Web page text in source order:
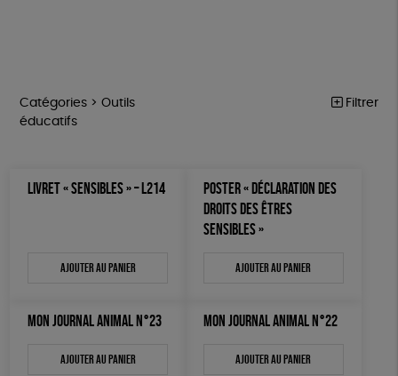
Catégories > Outils
éducatifs
Filtrer
CARTES
Par défaut
Prix : du - cher au + cher
50 € - 100 €
150 € - 200 €
Oeko-Tex OEKO-Tex, PETA approuved vegan
LIVRET « SENSIBLES » – L214
Ajouter au panier
POSTER « DÉCLARATION DES
DROITS DES ÊTRES
SENSIBLES »
Ajouter au panier
MON JOURNAL ANIMAL N°23
Ajouter au panier
MON JOURNAL ANIMAL N°22
Ajouter au panier